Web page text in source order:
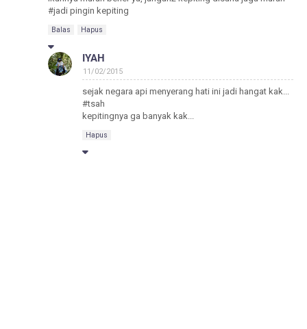
#jadi pingin kepiting
Balas Hapus
IYAH
11/02/2015
sejak negara api menyerang hati ini jadi hangat kak...
#tsah
kepitingnya ga banyak kak...
Hapus